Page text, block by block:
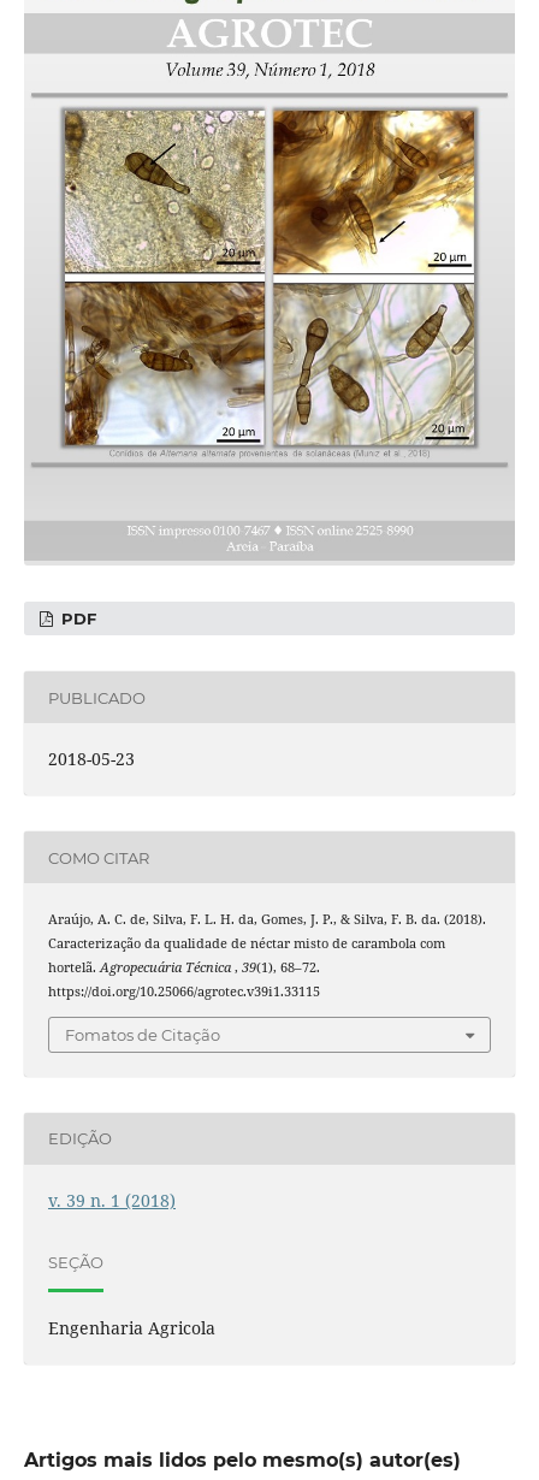
PDF
PUBLICADO
2018-05-23
COMO CITAR
Araújo, A. C. de, Silva, F. L. H. da, Gomes, J. P., & Silva, F. B. da. (2018).
Caracterização da qualidade de néctar misto de carambola com
hortelã.Agropecuária Técnica , 39(1), 68–72.
https://doi.org/10.25066/agrotec.v39i1.33115
Fomatos de Citação
EDIÇÃO
v. 39 n. 1 (2018)
SEÇÃO
Engenharia Agricola
Artigos mais lidos pelo mesmo(s) autor(es)